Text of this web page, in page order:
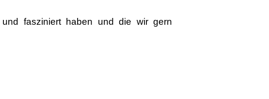
fasziniert haben und die wir gern